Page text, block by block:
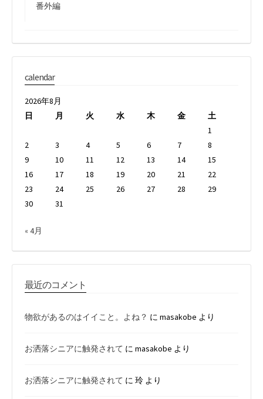
番外編
calendar
2026年8月
日
月 火 水 木 金
土
1
2
3 4 5 6 7
8
9
10 11 12 13 14
15
16
17 18 19 20 21
22
23
24 25 26 27 28
29
30
31
« 4月
最近のコメント
物欲があるのはイイこと。よね？ に masakobe より
お洒落シニアに触発されて に masakobe より
お洒落シニアに触発されて に 玲 より